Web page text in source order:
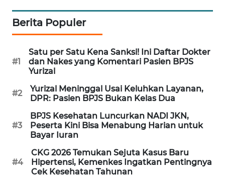
Berita Populer
#1
Satu per Satu Kena Sanksi! Ini Daftar Dokter
dan Nakes yang Komentari Pasien BPJS
Yurizal
#2
Yurizal Meninggal Usai Keluhkan Layanan,
DPR: Pasien BPJS Bukan Kelas Dua
#3
BPJS Kesehatan Luncurkan NADI JKN,
Peserta Kini Bisa Menabung Harian untuk
Bayar Iuran
#4
CKG 2026 Temukan Sejuta Kasus Baru
Hipertensi, Kemenkes Ingatkan Pentingnya
Cek Kesehatan Tahunan
WAHANA
WAHANA
HEALTH
WAHANA
DESA
WISATA
LAPAK
WAHANA